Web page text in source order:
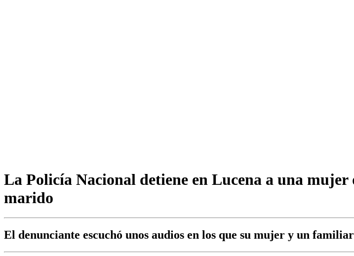
La Policía Nacional detiene en Lucena a una mujer
marido
El denunciante escuchó unos audios en los que su mujer y un